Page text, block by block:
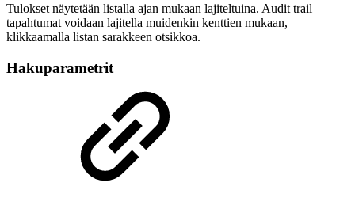
Tulokset näytetään listalla ajan mukaan lajiteltuina. Audit trail
tapahtumat voidaan lajitella muidenkin kenttien mukaan,
klikkaamalla listan sarakkeen otsikkoa.
Hakuparametrit